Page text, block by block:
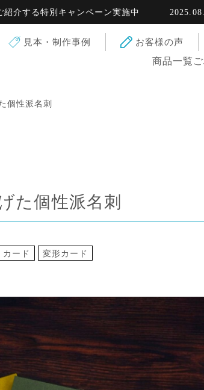
ャンペーン実施中 2025.08.06
見本・制作事例 お客様の声
商品一覧
個性派名刺
た個性派名刺
カード 変形カード